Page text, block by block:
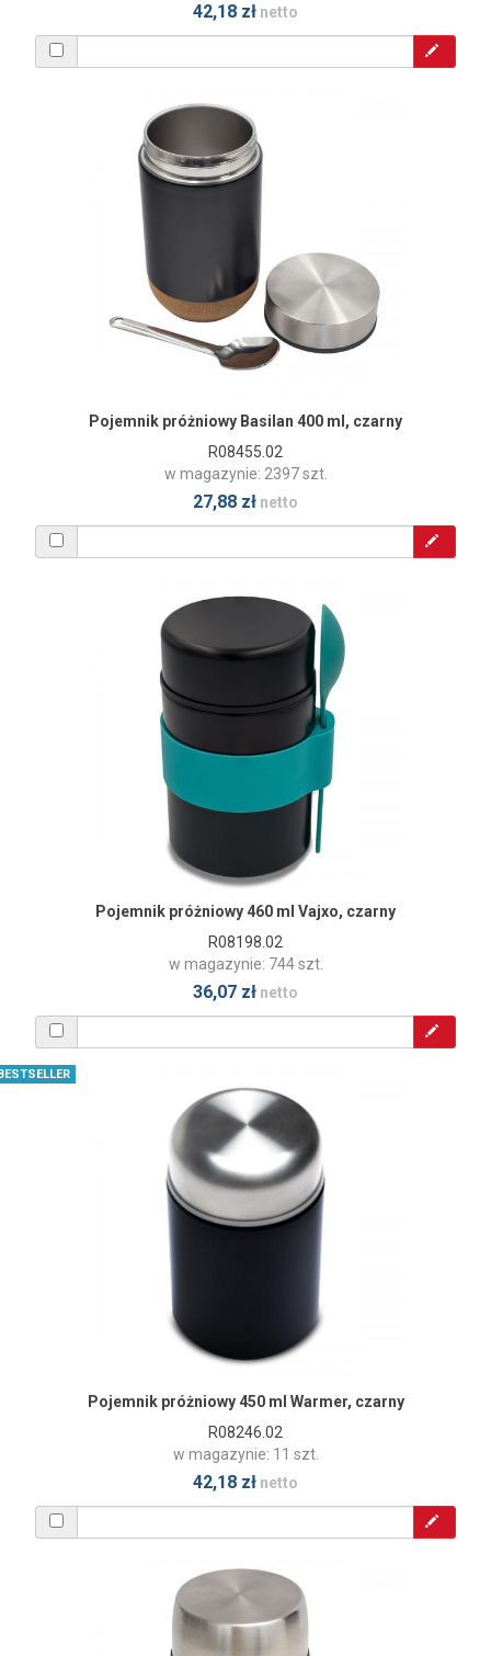
42,18 zł netto
Pojemnik próżniowy Basilan 400 ml, czarny
R08455.02
w magazynie: 2397 szt.
27,88 zł netto
Pojemnik próżniowy 460 ml Vajxo, czarny
R08198.02
w magazynie: 744 szt.
36,07 zł netto
Pojemnik próżniowy 450 ml Warmer, czarny
R08246.02
w magazynie: 11 szt.
42,18 zł netto